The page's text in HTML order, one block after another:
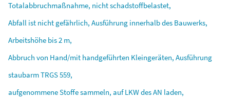
Totalabbruchmaßnahme, nichtschadstoffbelastet,
Abfall ist nicht gefährlich, Ausführung innerhalbdes Bauwerks,
Arbeitshöhe bis2 m,
Abbruch von Hand/mit handgeführten Kleingeräten, Ausführung
staubarmTRGS559,
aufgenommeneStoffesammeln, aufLKWdesAN laden,